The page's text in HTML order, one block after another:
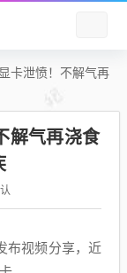
卡泄愤！不解气再
解气再浇食
布视频分享，近